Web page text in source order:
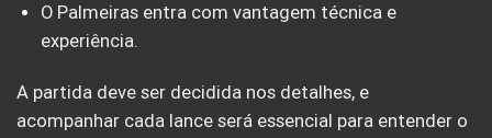
O Palmeiras entra com vantagem técnica e
experiência.
A partida deve ser decidida nos detalhes, e
acompanhar cada lance será essencial para entender o